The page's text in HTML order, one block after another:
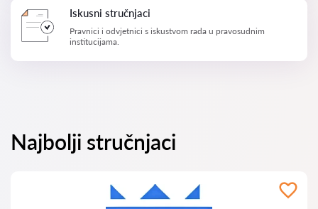
Iskusni stručnjaci
Pravnici i odvjetnici s iskustvom rada u pravosudnim
institucijama.
Najbolji stručnjaci